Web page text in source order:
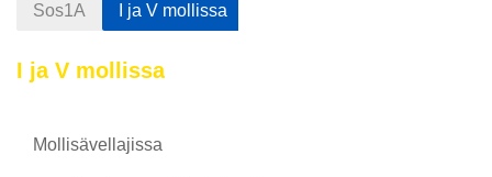
Sos1A I ja V mollissa
I ja V mollissa
Osion ääriviiva
Mollisävellajissa